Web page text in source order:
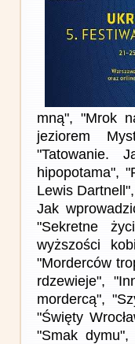
mną", "Mrok
jeziorem
"Tatowanie.
hipopotama",
Lewis
Jak
"Sekretne
wyższości
"Morderców
rdzewieje",
mordercą",
"Święty
"Smak